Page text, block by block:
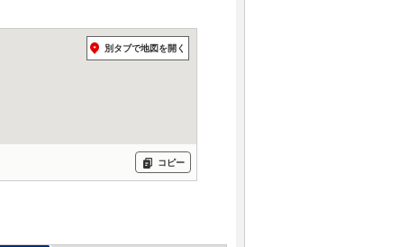
別タブで地図を開く
コピー